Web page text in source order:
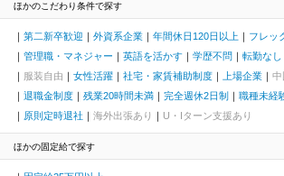
ほかのこだわり条件で探す
第二新卒歓迎 外資系企業 年間休日120日以上
フレッ
管理職・マネジャー
英語を活かす 学歴不問
転勤なし
服装自由
女性活躍 社宅・家賃補助制度 上場企業
中
退職金制度
残業20時間未満 完全週休2日制 職種未経
原則定時退社
海外出張あり U・Iターン支援あり
ほかの固定給で探す